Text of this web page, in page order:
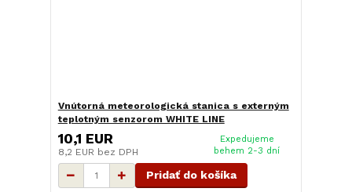
Vnútorná meteorologická stanica s externým
teplotným senzorom WHITE LINE
10,1 EUR
8,2 EUR bez DPH
Expedujeme
behem 2-3 dní
Pridať do košíka